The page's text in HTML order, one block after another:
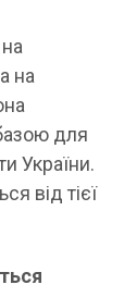
на
для
України.
від тієї